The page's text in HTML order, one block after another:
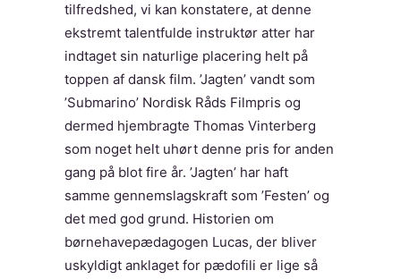
tilfredshed, vi kan konstatere, at denne
ekstremt talentfulde instruktør atter har
indtaget sin naturlige placering helt på
toppen af dansk film. ’Jagten’ vandt som
’Submarino’ Nordisk Råds Filmpris og
dermed hjembragte Thomas Vinterberg
som noget helt uhørt denne pris for anden
gang på blot fire år. ’Jagten’ har haft
samme gennemslagskraft som ’Festen’ og
det med god grund. Historien om
børnehavepædagogen Lucas, der bliver
uskyldigt anklaget for pædofili er lige så